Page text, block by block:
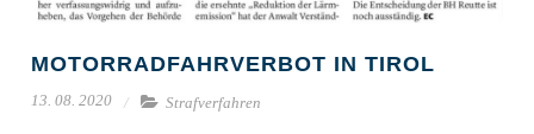
MOTORRADFAHRVERBOT IN TIROL
13. 08. 2020 Strafverfahren